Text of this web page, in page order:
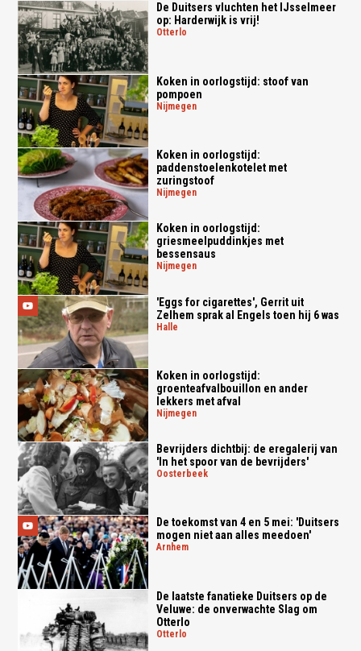
De Duitsers vluchten het IJsselmeer
op: Harderwijk is vrij!
otterlo
Koken in oorlogstijd: stoof van
pompoen
nijmegen
Koken in oorlogstijd:
paddenstoelenkotelet met
zuringstoof
nijmegen
Koken in oorlogstijd:
griesmeelpuddinkjes met
bessensaus
nijmegen
'Eggs for cigarettes', Gerrit uit
Zelhem sprak al Engels toen hij 6 was
halle
Koken in oorlogstijd:
groenteafvalbouillon en ander
lekkers met afval
nijmegen
Bevrijders dichtbij: de eregalerij van
'In het spoor van de bevrijders'
oosterbeek
De toekomst van 4 en 5 mei: 'Duitsers
mogen niet aan alles meedoen'
arnhem
De laatste fanatieke Duitsers op de
Veluwe: de onverwachte Slag om
Otterlo
otterlo